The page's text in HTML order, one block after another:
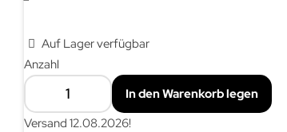
Auf Lager verfügbar
Anzahl
In den Warenkorb legen
Versand 12.08.2026!